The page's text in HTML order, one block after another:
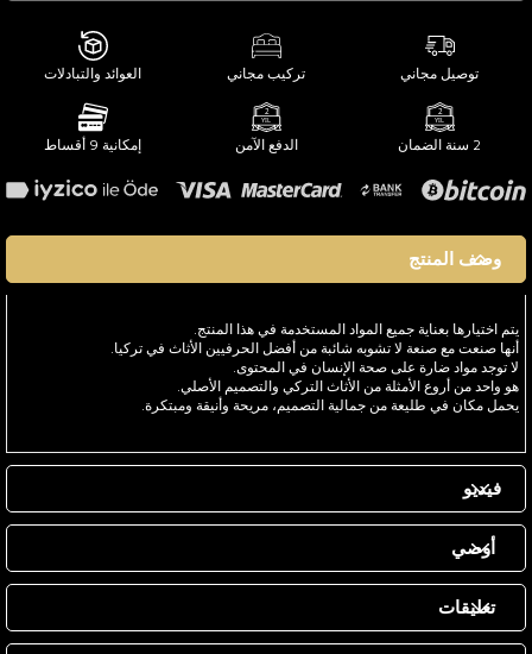
توصيل مجاني تركيب مجاني العوائد والتبادلات
2 سنة الضمان الدفع الآمن إمكانية 9 أقساط
وصف المنتج
يتم اختيارها بعناية جميع المواد المستخدمة في هذا المنتج.
أنها صنعت مع صنعة لا تشوبه شائبة من أفضل الحرفيين الأثاث في تركيا.
لا توجد مواد ضارة على صحة الإنسان في المحتوى.
هو واحد من أروع الأمثلة من الأثاث التركي والتصميم الأصلي.
يحمل مكان في طليعة من جمالية التصميم، مريحة وأنيقة ومبتكرة.
فيديو
أوصي
تعليقات